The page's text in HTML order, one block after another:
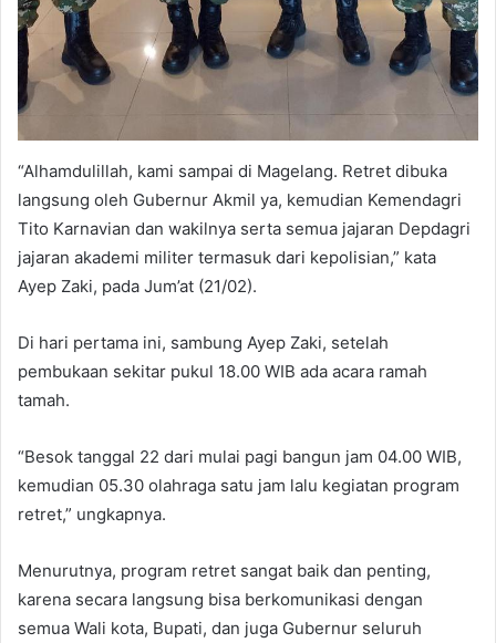
“Alhamdulillah, kami sampai di Magelang. Retret dibuka
langsung oleh Gubernur Akmil ya, kemudian Kemendagri
Tito Karnavian dan wakilnya serta semua jajaran Depdagri
jajaran akademi militer termasuk dari kepolisian,” kata
Ayep Zaki, pada Jum’at (21/02).
Di hari pertama ini, sambung Ayep Zaki, setelah
pembukaan sekitar pukul 18.00 WIB ada acara ramah
tamah.
“Besok tanggal 22 dari mulai pagi bangun jam 04.00 WIB,
kemudian 05.30 olahraga satu jam lalu kegiatan program
retret,” ungkapnya.
Menurutnya, program retret sangat baik dan penting,
karena secara langsung bisa berkomunikasi dengan
semua Wali kota, Bupati, dan juga Gubernur seluruh